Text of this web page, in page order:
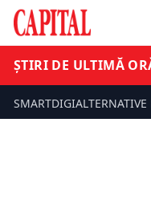
ȘTIRI DE ULTIMĂ
SMARTDIGI